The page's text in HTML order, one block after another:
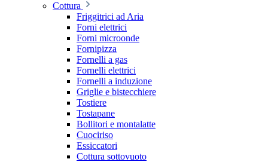
Cottura
Friggitrici ad Aria
Forni elettrici
Forni microonde
Fornipizza
Fornelli a gas
Fornelli elettrici
Fornelli a induzione
Griglie e bistecchiere
Tostiere
Tostapane
Bollitori e montalatte
Cuociriso
Essiccatori
Cottura sottovuoto